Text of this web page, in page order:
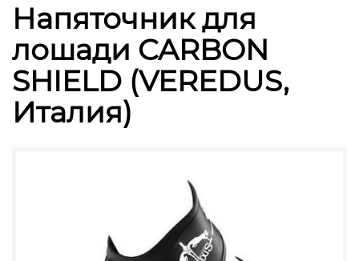
Напяточник для
лошади CARBON
SHIELD (VEREDUS,
Италия)